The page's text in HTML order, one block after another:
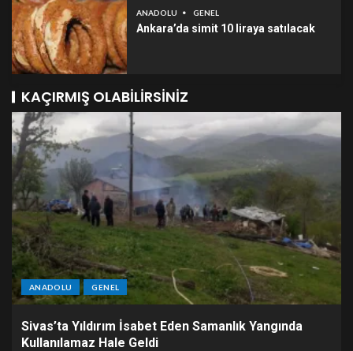
ANADOLU GENEL
Ankara’da simit 10 liraya satılacak
KAÇIRMIŞ OLABILIRSINIZ
ANADOLU GENEL
Sivas’ta Yıldırım İsabet Eden Samanlık Yangında
Kullanılamaz Hale Geldi